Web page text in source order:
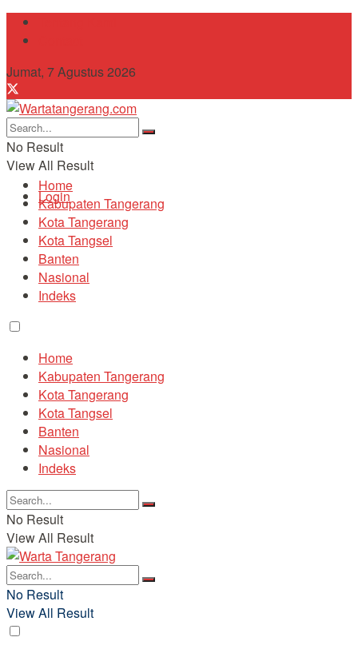
Jumat, 7 Agustus 2026
No Result
View All Result
Login
Home
Kabupaten Tangerang
Kota Tangerang
Kota Tangsel
Banten
Nasional
Indeks
Home
Kabupaten Tangerang
Kota Tangerang
Kota Tangsel
Banten
Nasional
Indeks
No Result
View All Result
No Result
View All Result